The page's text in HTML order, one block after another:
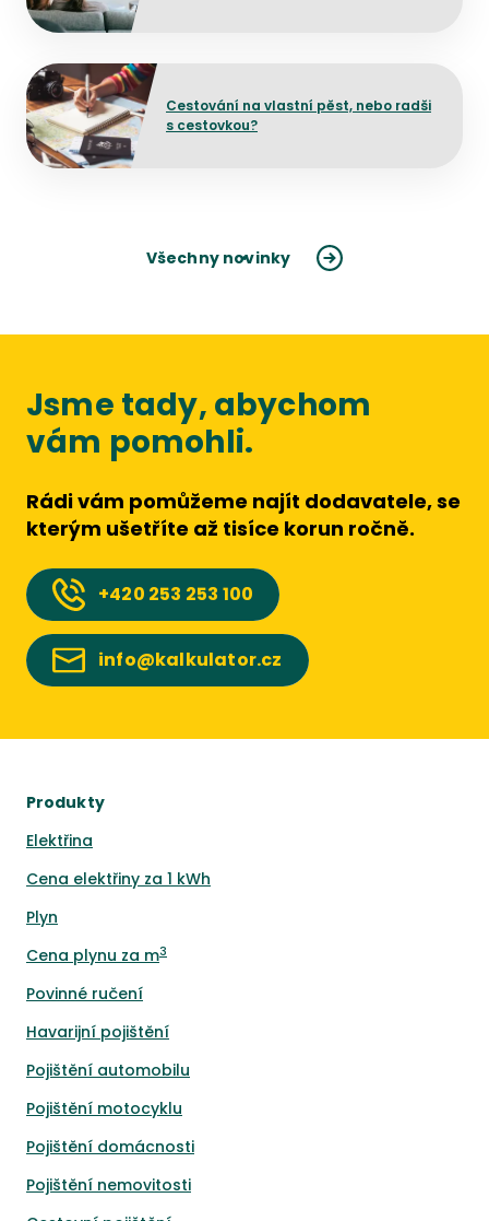
Cestování na vlastní pěst, nebo radši
s cestovkou?
Přejít na detail článku
Všechny novinky
Jsme tady, abychom
vám pomohli.
Rádi vám pomůžeme najít dodavatele, se
kterým ušetříte až tisíce korun ročně.
+420 253 253 100
info@kalkulator.cz
Produkty
Elektřina
Cena elektřiny za 1 kWh
Plyn
Cena plynu za m3
Povinné ručení
Havarijní pojištění
Pojištění automobilu
Pojištění motocyklu
Pojištění domácnosti
Pojištění nemovitosti